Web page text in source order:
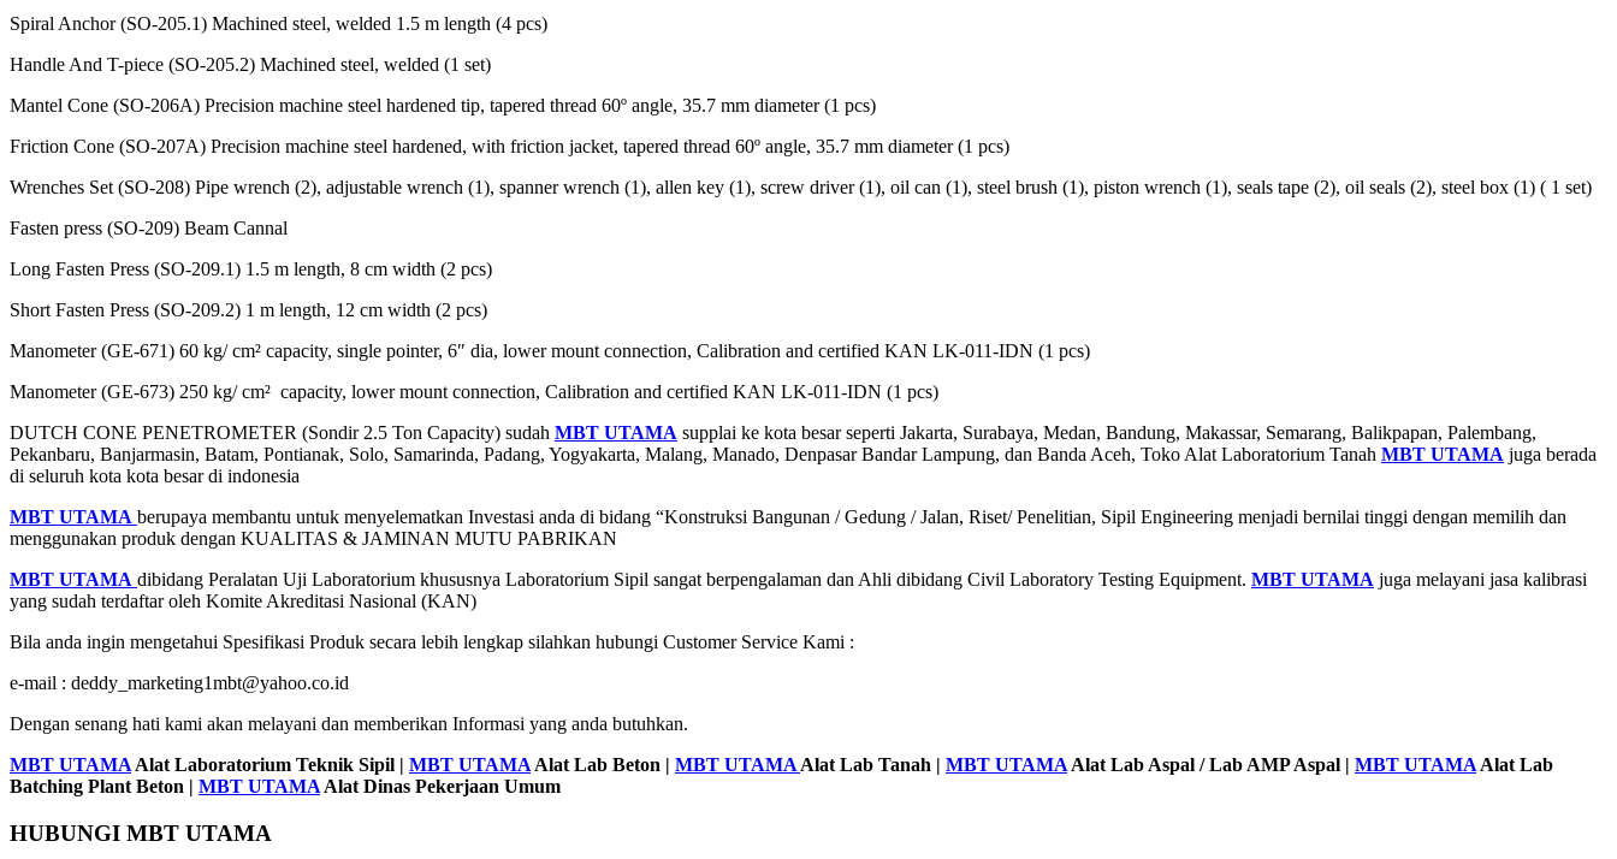
Spiral Anchor (SO-205.1) Machined steel, welded 1.5 m length (4 pcs)
Handle And T-piece (SO-205.2) Machined steel, welded (1 set)
Mantel Cone (SO-206A) Precision machine steel hardened tip, tapered thread 60º angle, 35.7 mm diameter (1 pcs)
Friction Cone (SO-207A) Precision machine steel hardened, with friction jacket, tapered thread 60º angle, 35.7 mm diameter (1 pcs)
Wrenches Set (SO-208) Pipe wrench (2), adjustable wrench (1), spanner wrench (1), allen key (1), screw driver (1), oil can (1), steel brush (1), piston wrench (1), seals tape (2), oil seals (2), steel box (1) ( 1 set)
Fasten press (SO-209) Beam Cannal
Long Fasten Press (SO-209.1) 1.5 m length, 8 cm width (2 pcs)
Short Fasten Press (SO-209.2) 1 m length, 12 cm width (2 pcs)
Manometer (GE-671) 60 kg/ cm² capacity, single pointer, 6″ dia, lower mount connection, Calibration and certified KAN LK-011-IDN (1 pcs)
Manometer (GE-673) 250 kg/ cm² capacity, lower mount connection, Calibration and certified KAN LK-011-IDN (1 pcs)
DUTCH CONE PENETROMETER (Sondir 2.5 Ton Capacity) sudah MBT UTAMA supplai ke kota besar seperti Jakarta, Surabaya, Medan, Bandung, Makassar, Semarang, Balikpapan, Palembang,
Pekanbaru, Banjarmasin, Batam, Pontianak, Solo, Samarinda, Padang, Yogyakarta, Malang, Manado, Denpasar Bandar Lampung, dan Banda Aceh, Toko Alat Laboratorium Tanah MBT UTAMA juga berada
di seluruh kota kota besar di indonesia
MBT UTAMA berupaya membantu untuk menyelematkan Investasi anda di bidang “Konstruksi Bangunan / Gedung / Jalan, Riset/ Penelitian, Sipil Engineering menjadi bernilai tinggi dengan memilih dan
menggunakan produk dengan KUALITAS & JAMINAN MUTU PABRIKAN
MBT UTAMA dibidang Peralatan Uji Laboratorium khususnya Laboratorium Sipil sangat berpengalaman dan Ahli dibidang Civil Laboratory Testing Equipment. MBT UTAMA juga melayani jasa kalibrasi
yang sudah terdaftar oleh Komite Akreditasi Nasional (KAN)
Bila anda ingin mengetahui Spesifikasi Produk secara lebih lengkap silahkan hubungi Customer Service Kami :
e-mail : deddy_marketing1mbt@yahoo.co.id
Dengan senang hati kami akan melayani dan memberikan Informasi yang anda butuhkan.
MBT UTAMA Alat Laboratorium Teknik Sipil | MBT UTAMA Alat Lab Beton | MBT UTAMA Alat Lab Tanah | MBT UTAMA Alat Lab Aspal / Lab AMP Aspal | MBT UTAMA Alat Lab
Batching Plant Beton | MBT UTAMA Alat Dinas Pekerjaan Umum
HUBUNGI MBT UTAMA